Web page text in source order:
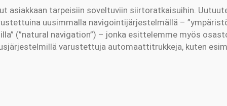
asiakkaan tarpeisiin soveltuviin siirtoratkaisuihin.
uusimmalla navigointijärjestelmällä –
(”natural navigation”) – jonka esittelemme myös
varustettuja automaattitrukkeja, kuten